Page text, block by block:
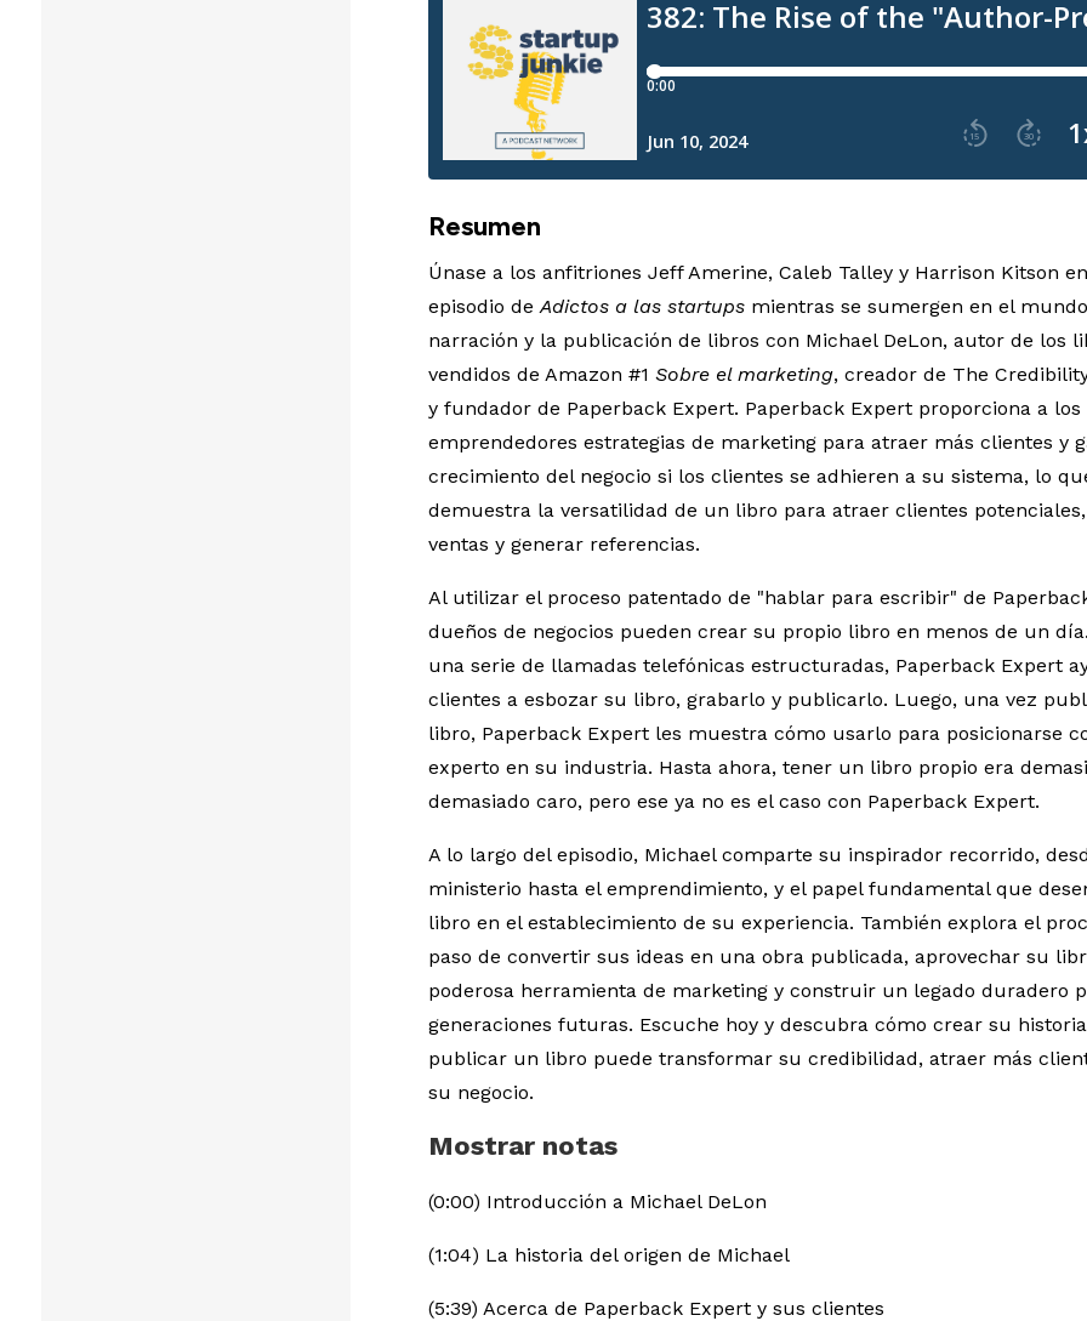
Resumen
Únase a los anfitriones Jeff Amerine, Caleb Talley y Harrison Kitson
episodio de Adictos a las startupsmientras se sumergen en el
narración y la publicación de libros con Michael DeLon, autor de los
vendidos de Amazon #1 Sobre el marketing, creador de The
y fundador de Paperback Expert. Paperback Expert proporciona a los
emprendedores estrategias de marketing para atraer más clientes y
crecimiento del negocio si los clientes se adhieren a su sistema, lo
demuestra la versatilidad de un libro para atraer clientes
ventas y generar referencias.
Al utilizar el proceso patentado de "hablar para escribir" de
dueños de negocios pueden crear su propio libro en menos de un
una serie de llamadas telefónicas estructuradas, Paperback Expert
clientes a esbozar su libro, grabarlo y publicarlo. Luego, una vez
libro, Paperback Expert les muestra cómo usarlo para posicionarse
experto en su industria. Hasta ahora, tener un libro propio era
demasiado caro, pero ese ya no es el caso con Paperback Expert.
A lo largo del episodio, Michael comparte su inspirador recorrido,
ministerio hasta el emprendimiento, y el papel fundamental que
libro en el establecimiento de su experiencia. También explora el
paso de convertir sus ideas en una obra publicada, aprovechar su
poderosa herramienta de marketing y construir un legado duradero
generaciones futuras. Escuche hoy y descubra cómo crear su
publicar un libro puede transformar su credibilidad, atraer más
su negocio.
Mostrar notas
(0:00) Introducción a Michael DeLon
(1:04) La historia del origen de Michael
(5:39) Acerca de Paperback Expert y sus clientes